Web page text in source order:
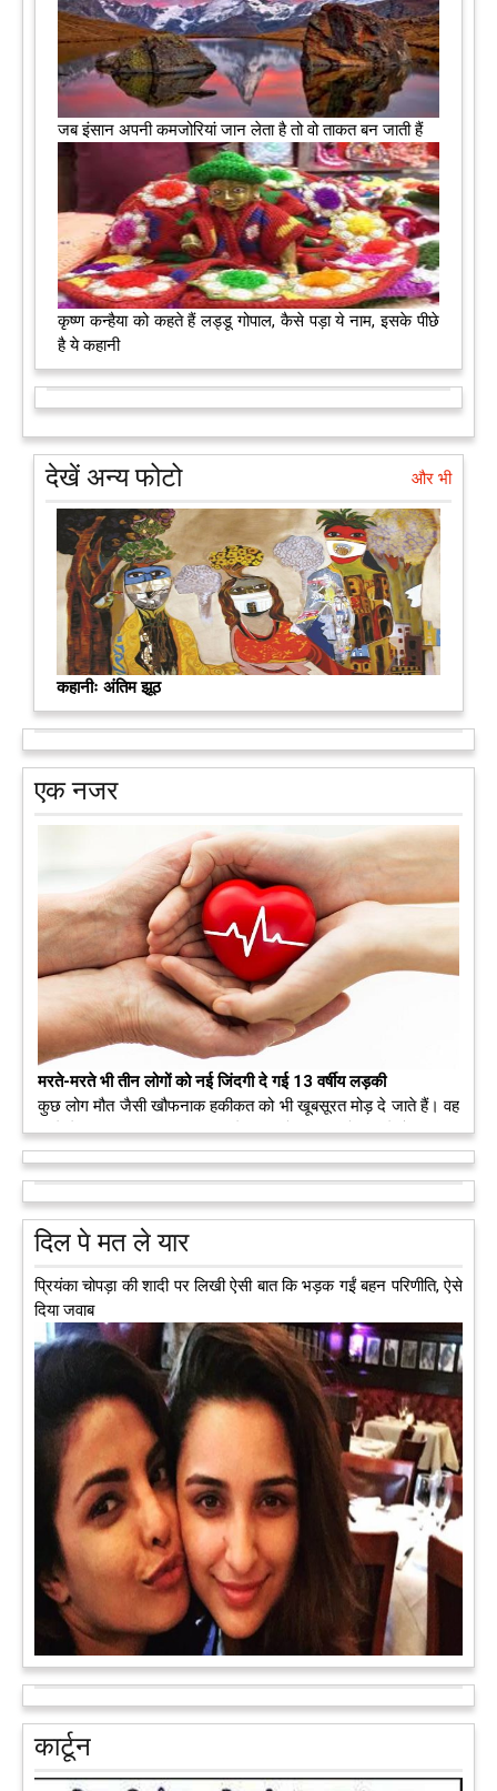
जब इंसान अपनी कमजोरियां जान लेता है तो वो ताकत बन जाती हैं
कृष्ण कन्हैया को कहते हैं लड्डू गोपाल, कैसे पड़ा ये नाम, इसके पीछे
है ये कहानी
देखें अन्य फोटो और भी
कहानीः अंतिम झूठ
एक नजर
मरते-मरते भी तीन लोगों को नई जिंदगी दे गई 13 वर्षीय लड़की
कुछ लोग मौत जैसी खौफनाक हकीकत को भी खूबसूरत मोड़ दे जाते हैं। वह
मरने के बाद भी इस धरती पर अपने आप को जीवित छोड़ ज़ाते हैं। दुनिया
को अलविदा कह चुकी 13 वर्षीय लड़की के अंगदान से 3 जरूरतमंद लोगों
को नई जिंदगी मिल गई।आगे पढ़ें
अब एक आइडिया बदलेगा हिमाचल के युवाओं की किस्मत, जानिए कैसे
हमीरपुर में अब एक आइडिया युवाओं की किस्मत बदलने जा रहा है। भारत
सरकार के स्टार्टअप मिशन के तहत सबंधित टीम मोबाइल वैन के जरिए पूरे
देश के कोने-कोने में घूमकर नए स्टार्ट अप स्थापित करने की चाह रखने
वाले युवाओं से संपर्क कर रही है।आगे पढ़ें
आरक्षण के विरोध में राजा भैया बोले, प्रमोशन का आधार गुणवत्ता और
वरिष्ठता हो, जाति नहीं
प्रतापगढ़ के कुंडा से बाहुबली विधायक रघुराज प्रताप सिंह उर्फ राजा भैया ने
शुक्रवार को लखनऊ में प्रेस कांफ्रेंस कर नई राजनीतिक पार्टी बनाने की
आधिकारिक घोषणा करते हुए पार्टी के मुद्दों के बारे में बताया.आगे पढ़ें
दिल पे मत ले यार
प्रियंका चोपड़ा की शादी पर लिखी ऐसी बात कि भड़क गईं बहन परिणीति, ऐसे
दिया जवाब
कार्टून